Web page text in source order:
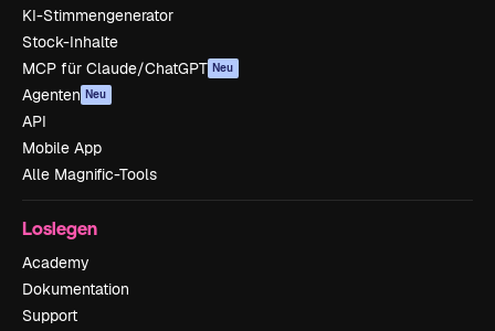
KI-Stimmengenerator
Stock-Inhalte
MCP für Claude/ChatGPT Neu
Agenten Neu
API
Mobile App
Alle Magnific-Tools
Loslegen
Academy
Dokumentation
Support